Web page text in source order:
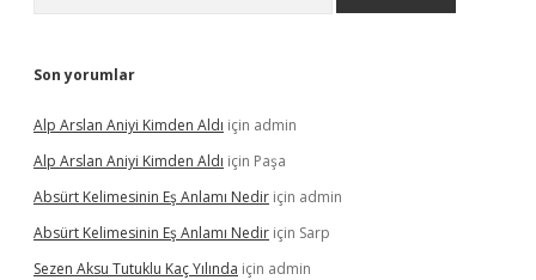
Son yorumlar
Alp Arslan Aniyi Kimden Aldı için admin
Alp Arslan Aniyi Kimden Aldı için Paşa
Absürt Kelimesinin Eş Anlamı Nedir için admin
Absürt Kelimesinin Eş Anlamı Nedir için Sarp
Sezen Aksu Tutuklu Kaç Yılında için admin